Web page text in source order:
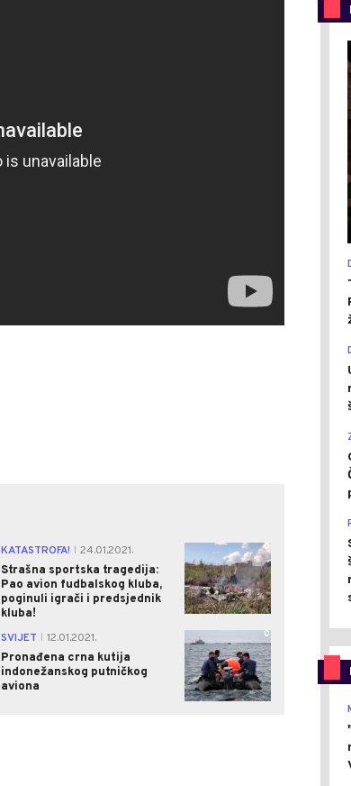
KATASTROFA!
24.01.2021.
Strašna sportska tragedija:
Pao avion fudbalskog kluba,
poginuli igrači i predsjednik
kluba!
0
SVIJET
12.01.2021.
Pronađena crna kutija
indonežanskog putničkog
aviona
0